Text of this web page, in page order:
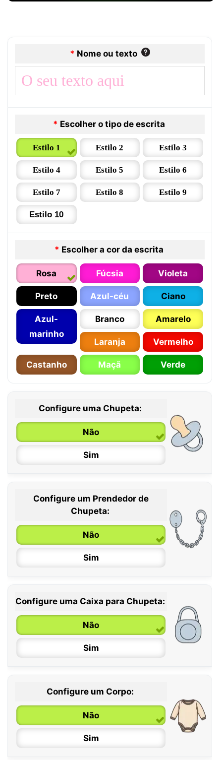
* Nome ou texto
* Escolher o tipo de escrita
Estilo 1 Estilo 2 Estilo 3
Estilo 4 Estilo 5 Estilo 6
Estilo 7 Estilo 8 Estilo 9
Estilo 10
* Escolher a cor da escrita
Rosa Fúcsia Violeta
Preto Azul-céu Ciano
Azul-
marinho
Branco Amarelo
Laranja Vermelho
Castanho Maçã Verde
Configure uma Chupeta:
Não
Sim
0 / 6 meses
6 / 36 meses
Configure um Prendedor de
Chupeta:
Não
Sim
Configure uma Caixa para Chupeta:
Não
Sim
Configure um Corpo:
Não
Sim